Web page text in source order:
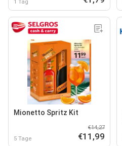
1 Tag
Mionetto Spritz Kit
5 Tage
€14,27
€11,99